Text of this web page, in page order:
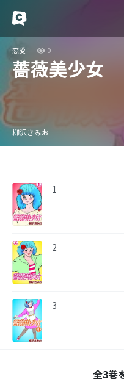
恋愛 0
薔薇美少女
柳沢きみお
1
2
3
全3巻